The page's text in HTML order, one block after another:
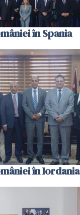
în Spania
în Iordania